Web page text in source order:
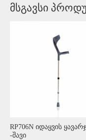
მსგავსი
RP706N იდაყვის
-შავი